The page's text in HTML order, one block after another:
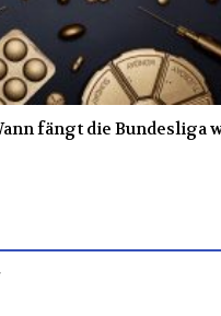
fängt die Bundesliga